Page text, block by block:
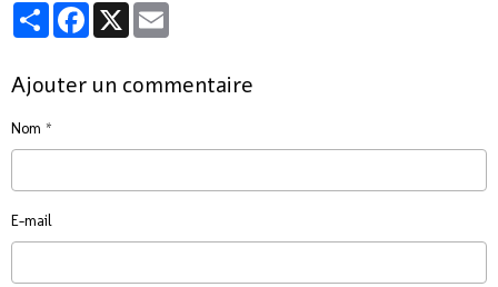
PartagerFacebook
X
Ajouter un commentaire
Nom
E-mail